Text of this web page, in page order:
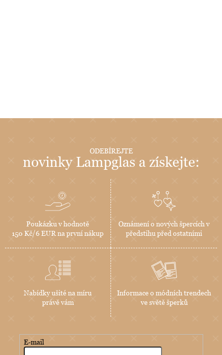
ODEBÍREJTE
novinky Lampglas a získejte:
Poukázku v hodnotě
150 Kč/6 EUR na první nákup
Oznámení o nových špercích v
předstihu před ostatními
Nabídky ušité na míru
právě vám
Informace o módních trendech
ve světě šperků
E-mail